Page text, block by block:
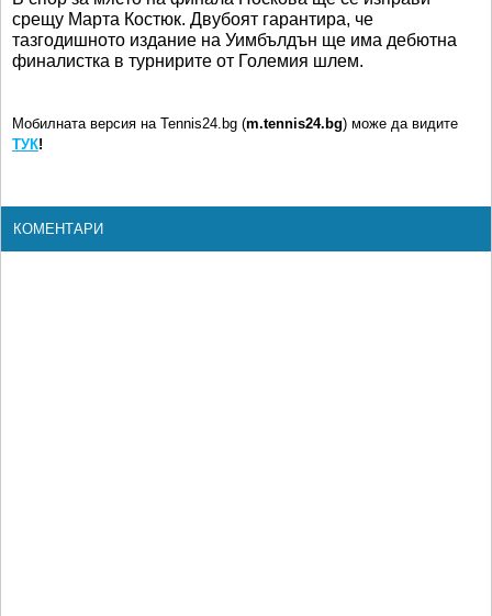
срещу Марта Костюк. Двубоят гарантира, че
тазгодишното издание на Уимбълдън ще има дебютна
финалистка в турнирите от Големия шлем.
Мобилната версия на Tennis24.bg (m.tennis24.bg) може да видите
ТУК!
КОМЕНТАРИ